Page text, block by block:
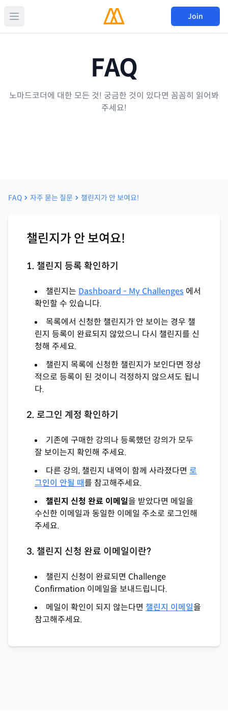
Join
FAQ
노마드코더에 대한 모든 것! 궁금한 것이 있다면 꼼꼼히 읽어봐
주세요!
FAQ 자주 묻는 질문 챌린지가 안 보여요!
챌린지가 안 보여요!
1. 챌린지 등록 확인하기
챌린지는 Dashboard - My Challenges 에서
확인할 수 있습니다.
목록에서 신청한 챌린지가 안 보이는 경우 챌
린지 등록이 완료되지 않았으니 다시 챌린지를 신
청해 주세요.
챌린지 목록에 신청한 챌린지가 보인다면 정상
적으로 등록이 된 것이니 걱정하지 않으셔도 됩니
다.
2. 로그인 계정 확인하기
기존에 구매한 강의나 등록했던 강의가 모두
잘 보이는지 확인해 주세요.
다른 강의, 챌린지 내역이 함께 사라졌다면 로
그인이 안될 때를 참고해주세요.
챌린지 신청 완료 이메일을 받았다면 메일을
수신한 이메일과 동일한 이메일 주소로 로그인해
주세요.
3. 챌린지 신청 완료 이메일이란?
챌린지 신청이 완료되면 Challenge
Confirmation 이메일을 보내드립니다.
메일이 확인이 되지 않는다면 챌린지 이메일을
참고해주세요.